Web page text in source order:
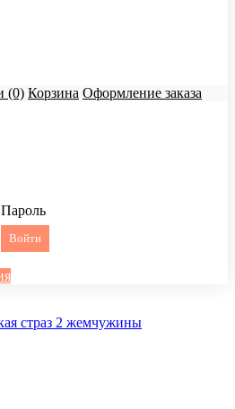
(0) Корзина Оформление заказа
Пароль
страз 2 жемчужины